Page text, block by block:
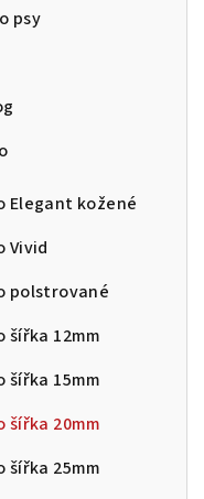
psy
Elegant kožené
Vivid
polstrované
šířka 12mm
šířka 15mm
šířka 20mm
šířka 25mm